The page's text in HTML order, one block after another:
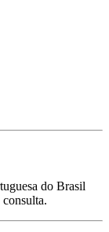
do Brasil